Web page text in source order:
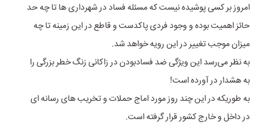
امروز بر کسی پوشیده نیست که مسئله فساد در شهرداری ها تا چه حد
حائز اهمیت بوده و وجود فردی پاکدست و قاطع در این زمینه تا چه
میزان موجب تغییر در این رویه خواهد شد.
به نظر می‌رسد این ویژگی ضد فسادبودن در زاکانی زنگ خطر بزرگی را
به هشدار در آورده است!
به طوریکه در این چند روز مورد اماج حملات و تخریب های رسانه ای
در داخل و خارج کشور قرار گرفته است.